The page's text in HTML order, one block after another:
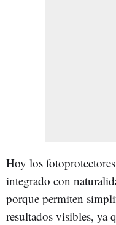
Hoy los
integrado con
porque permiten
resultados visibles, ya